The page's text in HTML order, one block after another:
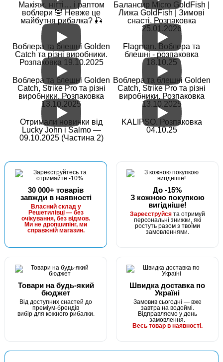
Макіяж, нігті… і раптом
воблери 🤣 Невже це
майбутня рибалка? 🎣
Балансир Micro GoldFish |
Лижа GoldFish | Зимові
снасті. Розпаковка
25.01.2026
Воблера та блешні Golden
Catch та різні виробники.
Розпаковка 19.10.2025
Flagman. Воблера та
блешні - розпаковка
18.10.25
Воблера та блешні Golden
Catch, Strike Pro та різні
виробники. Розпаковка
13.10.2025
Воблера та блешні Golden
Catch, Strike Pro та різні
виробники. Розпаковка
13.10.2025
Отримали новинки від
Lucky John і Salmo —
09.10.2025 (Частина 2)
KALIPSO. Розпаковка
04.10.25
30 000+ товарів
завжди в наявності
Власний склад у
Решетилівці — без
очікування, без відмов.
Ми не дропшипінг, ми
справжній магазин.
До -15%
З кожною покупкою
вигідніше!
Зареєструйсята отримуй
персональні знижки, які
ростуть разом з твоїми
замовленнями.
Товари на будь-який
бюджет
Від доступних снастей до
преміум-брендів
вибір для кожного рибалки.
Швидка доставка по
Україні
Замовив сьогодні — вже
завтра на водоймі.
Відправляємо у день
замовлення.
Весь товар в наявності.